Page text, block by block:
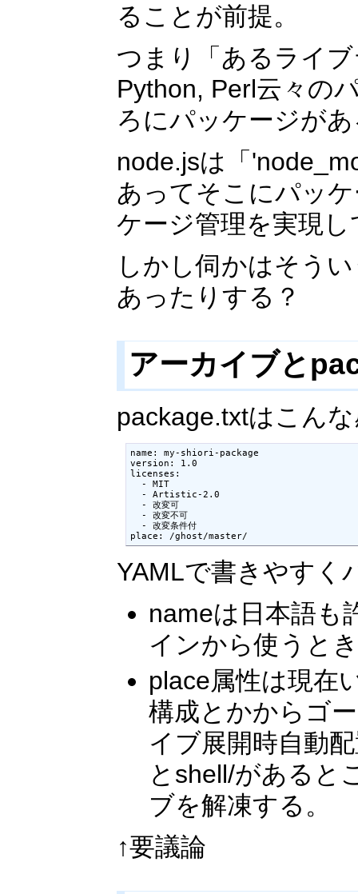
ることが前提。
つまり「あるライ
Python, Perl云々の
ろにパッケージが
node.jsは「
あってそこにパッ
ケージ管理を実現
しかし伺かはそう
あったりする？
アーカイブと
package.txtはこん
name: my-shiori-package
version: 1.0
licenses:
  - MIT
  - Artistic-2.0
  - 改変可
  - 改変不可
  - 改変条件付
place: /ghost/master/
YAMLで書きやすく
nameは日本語
インから使うと
place属性は現在
構成とかからゴ
イブ展開時自動
とshell/があると
ブを解凍する。
↑要議論